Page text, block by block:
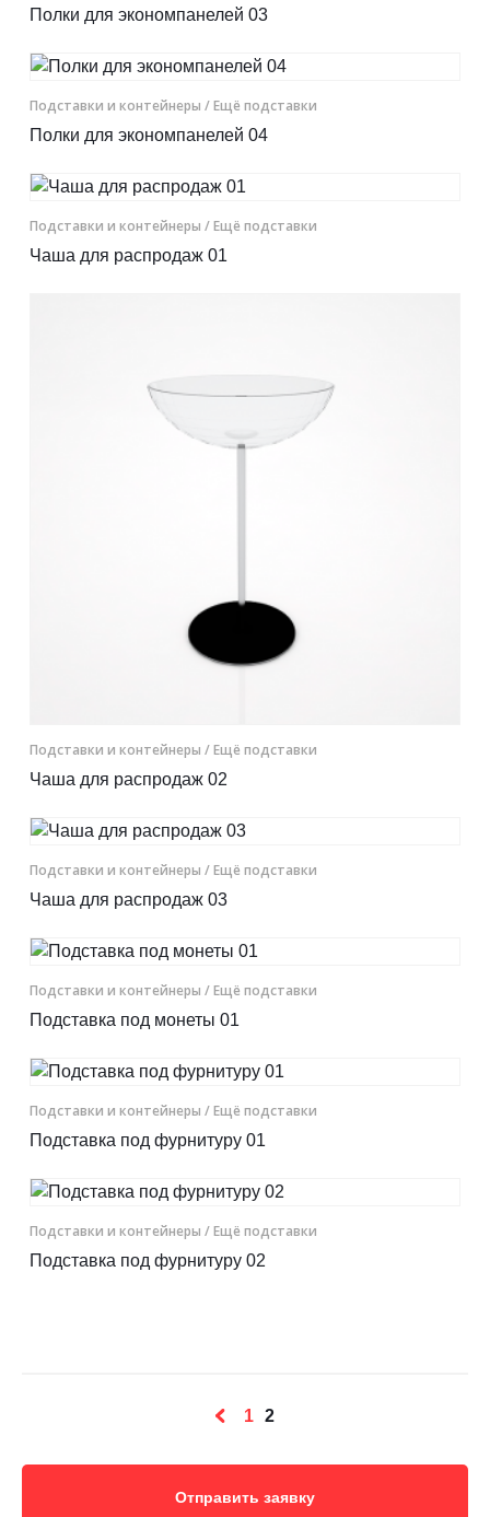
Полки для экономпанелей 03
Подставки и контейнеры / Ещё подставки
Полки для экономпанелей 04
Подставки и контейнеры / Ещё подставки
Чаша для распродаж 01
Подставки и контейнеры / Ещё подставки
Чаша для распродаж 02
Подставки и контейнеры / Ещё подставки
Чаша для распродаж 03
Подставки и контейнеры / Ещё подставки
Подставка под монеты 01
Подставки и контейнеры / Ещё подставки
Подставка под фурнитуру 01
Подставки и контейнеры / Ещё подставки
Подставка под фурнитуру 02
1 2
Отправить заявку